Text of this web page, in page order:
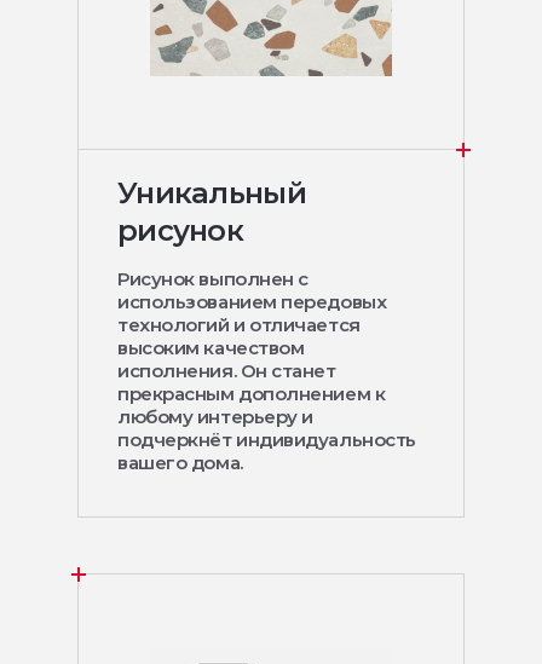
Уникальный
рисунок
Рисунок выполнен с
использованием передовых
технологий и отличается
высоким качеством
исполнения. Он станет
прекрасным дополнением к
любому интерьеру и
подчеркнёт индивидуальность
вашего дома.